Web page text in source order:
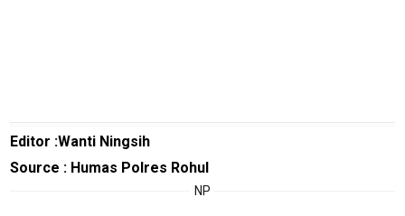
Editor :Wanti Ningsih
Source : Humas Polres Rohul
NP